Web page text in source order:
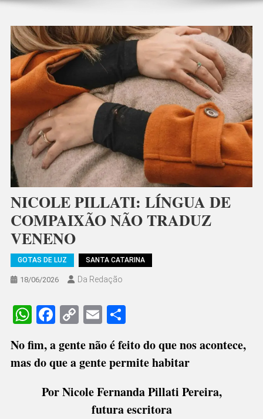
NICOLE PILLATI: LÍNGUA DE
COMPAIXÃO NÃO TRADUZ
VENENO
GOTAS DE LUZ SANTA CATARINA
18/06/2026 Da Redação
WhatsApp
Facebook
CopyEmailShare
No fim, a gente não é feito do que nos acontece,
mas do que a gente permite habitar
Por Nicole Fernanda Pillati Pereira,
futura escritora